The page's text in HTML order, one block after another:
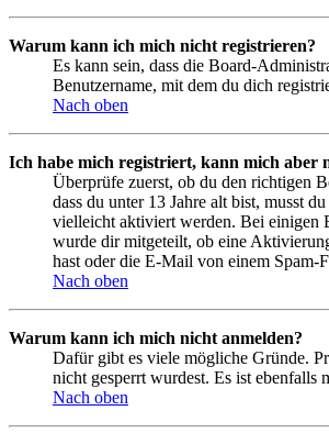
Warum kann ich mich nicht registrieren?
Es kann sein, dass die Board-
Benutzername, mit dem du dich
Nach oben
Ich habe mich registriert, kann mich aber
Überprüfe zuerst, ob du den richtigen
dass du unter 13 Jahre alt bist, musst
vielleicht aktiviert werden. Bei einigen
wurde dir mitgeteilt, ob eine
hast oder die E-Mail von einem Spam-
Nach oben
Warum kann ich mich nicht anmelden?
Dafür gibt es viele mögliche Gründe.
nicht gesperrt wurdest. Es ist
Nach oben